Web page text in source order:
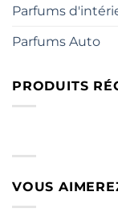
Parfums
Parfums Auto
PRODUITS
VOUS